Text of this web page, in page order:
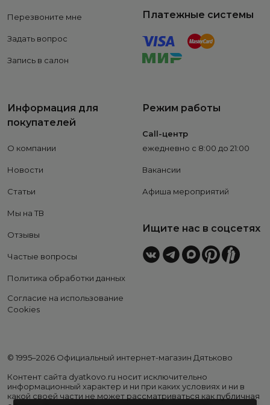
Перезвоните мне
Задать вопрос
Запись в салон
Платежные системы
Информация для
покупателей
О компании
Новости
Статьи
Мы на ТВ
Отзывы
Частые вопросы
Политика обработки данных
Согласие на использование
Cookies
Режим работы
Call-центр
ежедневно с 8:00 до 21:00
Вакансии
Афиша мероприятий
Ищите нас в соцсетях
© 1995–2026 Официальный интернет-магазин Дятьково
Контент сайта dyatkovo.ru носит исключительно
информационный характер и ни при каких условиях и ни в
какой своей части не может рассматриваться как публичная